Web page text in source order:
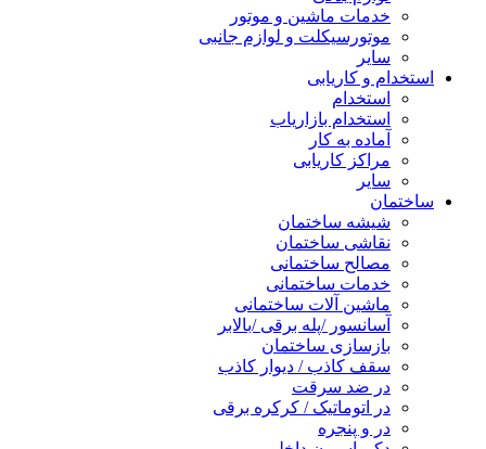
خدمات ماشین و موتور
موتورسیکلت و لوازم جانبی
سایر
استخدام و کاریابی
استخدام
استخدام بازاریاب
آماده به کار
مراکز کاریابی
سایر
ساختمان
شیشه ساختمان
نقاشی ساختمان
مصالح ساختمانی
خدمات ساختمانی
ماشین آلات ساختمانی
آسانسور /پله برقی /بالابر
بازسازی ساختمان
سقف کاذب / دیوار کاذب
در ضد سرقت
در اتوماتیک / کرکره برقی
در و پنجره